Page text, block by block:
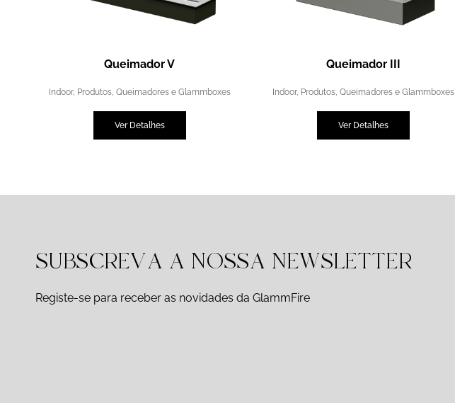
Queimador V
Indoor, Produtos, Queimadores e Glammboxes
Ver Detalhes
Queimador III
Indoor, Produtos,Queimadores e Glammboxes
Ver Detalhes
SUBSCREVA A NOSSA NEWSLETTER
Registe-se para receber as novidades da GlammFire